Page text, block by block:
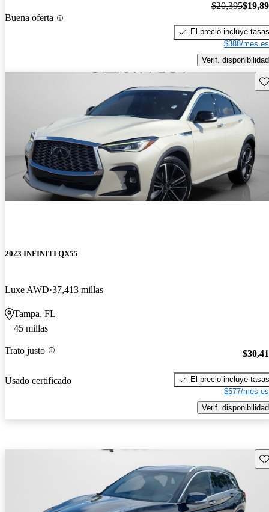
Buena oferta
$20,395
El precio incluye tasas
$388/mes
Verif. disponibilidad
2023 INFINITI QX55
Luxe AWD 37,413 millas
Tampa, FL
45 millas
Trato justo
Usado certificado
El precio incluye tasas
$577/mes
Verif. disponibilidad